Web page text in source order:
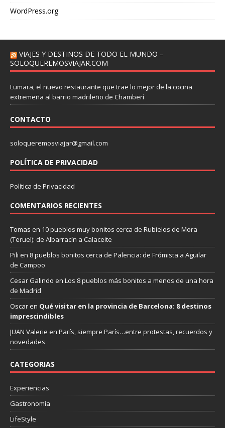
WordPress.org
VIAJES Y DESTINOS DE TODO EL MUNDO –
SOLOQUEREMOSVIAJAR.COM
Lumara, el nuevo restaurante que trae lo mejor de la cocina
extremeña al barrio madrileño de Chamberí
CONTACTO
soloqueremosviajar@gmail.com
POLÍTICA DE PRIVACIDAD
Política de Privacidad
COMENTARIOS RECIENTES
Tomas en 10 pueblos muy bonitos cerca de Rubielos de Mora
(Teruel): de Albarracín a Calaceite
Pili en 8 pueblos bonitos cerca de Palencia: de Frómista a Aguilar
de Campoo
Cesar Galindo en Los 8 pueblos más bonitos a menos de una hora
de Madrid
Oscaren Qué visitar en la provincia de Barcelona: 8 destinos
imprescindibles
JUAN Valerie en París, siempre París…entre protestas, recuerdos y
novedades
CATEGORIAS
Experiencias
Gastronomía
LifeStyle